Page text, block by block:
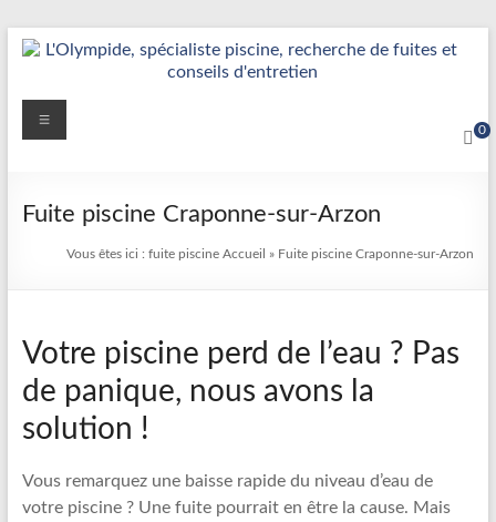
Aller
au
Détection
Réparation
Fuite
L’Olympide
—
Expert
France
Recherche
0
Menu
Fuite piscine Craponne-sur-Arzon
Vous êtes ici : fuite piscineAccueil » Fuite piscine Craponne-sur-Arzon
Votre piscine perd de l’eau ? Pas
de panique, nous avons la
solution !
Vous remarquez une baisse rapide du niveau d’eau de
votre piscine ? Une fuite pourrait en être la cause. Mais